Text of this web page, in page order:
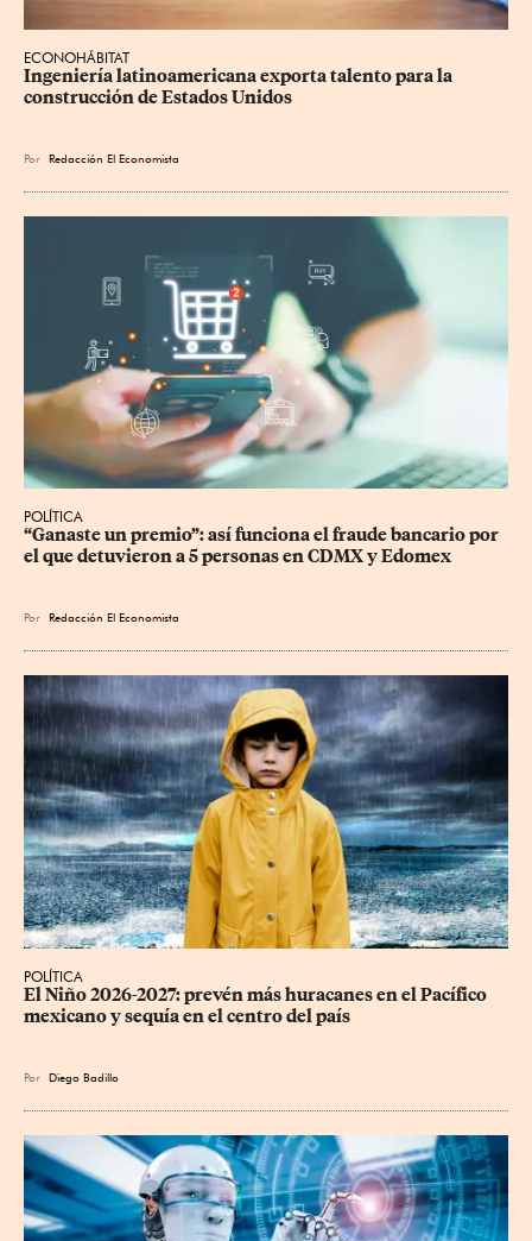
ECONOHÁBITAT
Ingeniería latinoamericana exporta talento para la
construcción de Estados Unidos
Por Redacción El Economista
POLÍTICA
“Ganaste un premio”: así funciona el fraude bancario por
el que detuvieron a 5 personas en CDMX y Edomex
Por Redacción El Economista
POLÍTICA
El Niño 2026-2027: prevén más huracanes en el Pacífico
mexicano y sequía en el centro del país
Por Diego Badillo